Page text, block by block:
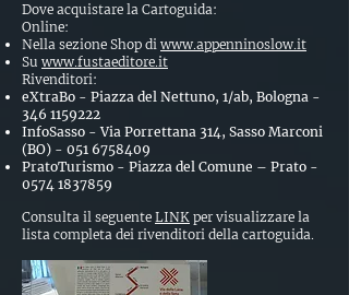
Dove acquistare la Cartoguida:
Online:
Nella sezione Shop di www.appenninoslow.it
Su www.fustaeditore.it
Rivenditori:
eXtraBo - Piazza del Nettuno, 1/ab, Bologna -
346 1159222
InfoSasso - Via Porrettana 314, Sasso Marconi
(BO) - 051 6758409
PratoTurismo - Piazza del Comune – Prato -
0574 1837859
Consulta il seguente LINK per visualizzare la
lista completa dei rivenditori della cartoguida.